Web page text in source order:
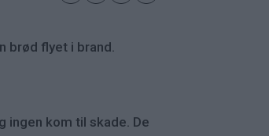
brød flyet i brand.
ingen kom til skade. De